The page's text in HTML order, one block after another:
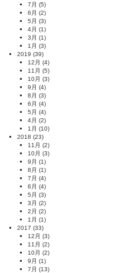
7月 (5)
6月 (2)
5月 (3)
4月 (1)
3月 (1)
1月 (3)
2019 (39)
12月 (4)
11月 (5)
10月 (3)
9月 (4)
8月 (3)
6月 (4)
5月 (4)
4月 (2)
1月 (10)
2018 (23)
11月 (2)
10月 (3)
9月 (1)
8月 (1)
7月 (4)
6月 (4)
5月 (3)
3月 (2)
2月 (2)
1月 (1)
2017 (33)
12月 (3)
11月 (2)
10月 (2)
9月 (1)
7月 (13)